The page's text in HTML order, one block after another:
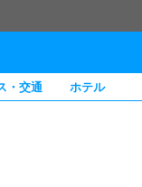
・交通 ホテル